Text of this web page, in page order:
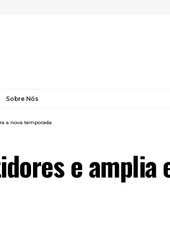
Sobre Nós
a nova temporada
e amplia